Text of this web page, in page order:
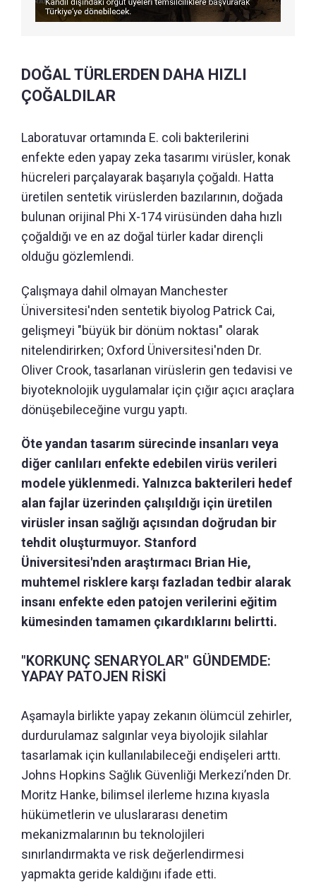
DOĞAL TÜRLERDEN DAHA HIZLI
ÇOĞALDILAR
Laboratuvar ortamında E. coli bakterilerini
enfekte eden yapay zeka tasarımı virüsler, konak
hücreleri parçalayarak başarıyla çoğaldı. Hatta
üretilen sentetik virüslerden bazılarının, doğada
bulunan orijinal Phi X-174 virüsünden daha hızlı
çoğaldığı ve en az doğal türler kadar dirençli
olduğu gözlemlendi.
Çalışmaya dahil olmayan Manchester
Üniversitesi'nden sentetik biyolog Patrick Cai,
gelişmeyi "büyük bir dönüm noktası" olarak
nitelendirirken; Oxford Üniversitesi'nden Dr.
Oliver Crook, tasarlanan virüslerin gen tedavisi ve
biyoteknolojik uygulamalar için çığır açıcı araçlara
dönüşebileceğine vurgu yaptı.
Öte yandan tasarım sürecinde insanları veya
diğer canlıları enfekte edebilen virüs verileri
modele yüklenmedi. Yalnızca bakterileri hedef
alan fajlar üzerinden çalışıldığı için üretilen
virüsler insan sağlığı açısından doğrudan bir
tehdit oluşturmuyor. Stanford
Üniversitesi'nden araştırmacı Brian Hie,
muhtemel risklere karşı fazladan tedbir alarak
insanı enfekte eden patojen verilerini eğitim
kümesinden tamamen çıkardıklarını belirtti.
"KORKUNÇ SENARYOLAR" GÜNDEMDE:
YAPAY PATOJEN RİSKİ
Aşamayla birlikte yapay zekanın ölümcül zehirler,
durdurulamaz salgınlar veya biyolojik silahlar
tasarlamak için kullanılabileceği endişeleri arttı.
Johns Hopkins Sağlık Güvenliği Merkezi’nden Dr.
Moritz Hanke, bilimsel ilerleme hızına kıyasla
hükümetlerin ve uluslararası denetim
mekanizmalarının bu teknolojileri
sınırlandırmakta ve risk değerlendirmesi
yapmakta geride kaldığını ifade etti.